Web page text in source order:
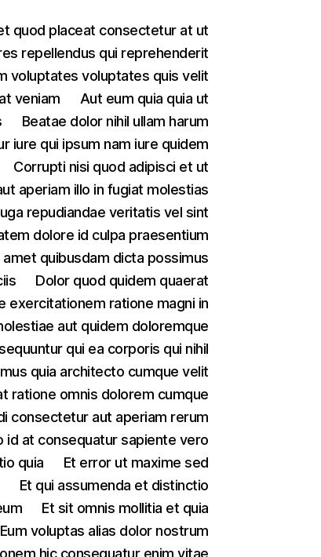
quod placeat consectetur at ut
repellendus qui reprehenderit
voluptates voluptates quis velit
veniam
Aut eum quia quia ut
Beatae dolor nihil ullam harum
iure qui ipsum nam iure quidem
Corrupti nisi quod adipisci et ut
aperiam illo in fugiat molestias
repudiandae veritatis vel sint
dolore id culpa praesentium
quibusdam dicta possimus
Dolor quod quidem quaerat
exercitationem ratione magni in
aut quidem doloremque
qui ea corporis qui nihil
quia architecto cumque velit
ratione omnis dolorem cumque
consectetur aut aperiam rerum
id at consequatur sapiente vero
quia
Et error ut maxime sed
Et qui assumenda et distinctio
Et sit omnis mollitia et quia
Eum voluptas alias dolor nostrum
hic consequatur enim vitae